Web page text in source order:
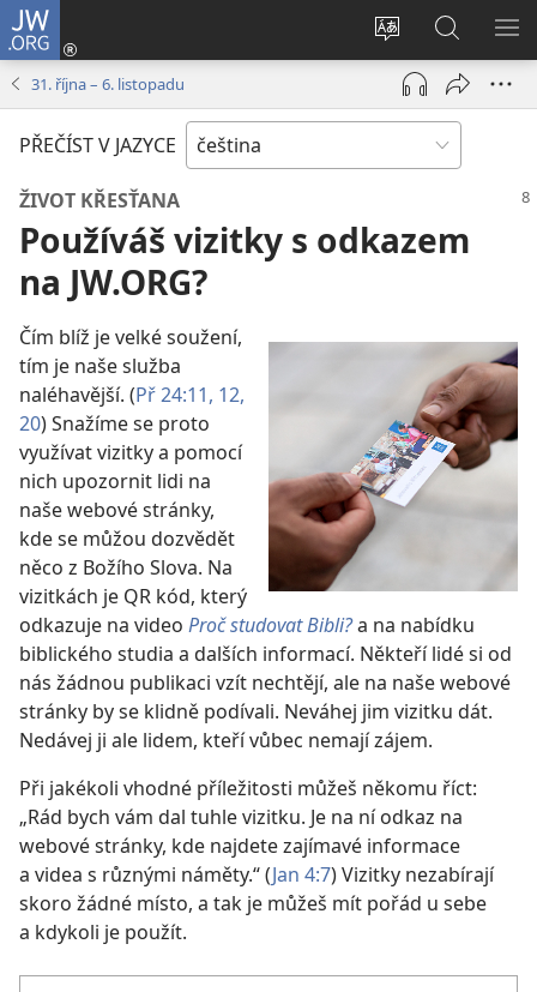
JW.ORG
Změnit
jazyk
stránek
Přihlásit
se
(otevřeno
okno)
Hledat
na
JW.ORG
31. října – 6. listopadu
PŘEČÍST V JAZYCE
ŽIVOT KŘESŤANA
Používáš vizitky s odkazem
na JW.ORG?
Čím blíž je velké soužení,
tím je naše služba
naléhavější. (Př 24:11, 12,
20) Snažíme se proto
využívat vizitky a pomocí
nich upozornit lidi na
naše webové stránky,
kde se můžou dozvědět
něco z Božího Slova. Na
vizitkách je QR kód, který
odkazuje na video Proč studovat Bibli?a na nabídku
biblického studia a dalších informací. Někteří lidé si od
nás žádnou publikaci vzít nechtějí, ale na naše webové
stránky by se klidně podívali. Neváhej jim vizitku dát.
Nedávej ji ale lidem, kteří vůbec nemají zájem.
Při jakékoli vhodné příležitosti můžeš někomu říct:
„Rád bych vám dal tuhle vizitku. Je na ní odkaz na
webové stránky, kde najdete zajímavé informace
a videa s různými náměty.“ (Jan 4:7) Vizitky nezabírají
skoro žádné místo, a tak je můžeš mít pořád u sebe
a kdykoli je použít.